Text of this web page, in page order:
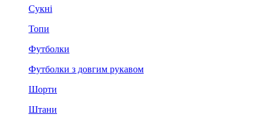
Сукні
Топи
Футболки
Футболки з довгим рукавом
Шорти
Штани